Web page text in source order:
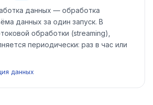
данных — обработка
данных за один запуск. В
обработки (streaming),
периодически: раз в час или
данных